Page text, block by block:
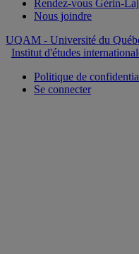
Rendez-vous Gérin-
Nous joindre
UQAM - Université du
Institut d'études
Politique de
Se connecter